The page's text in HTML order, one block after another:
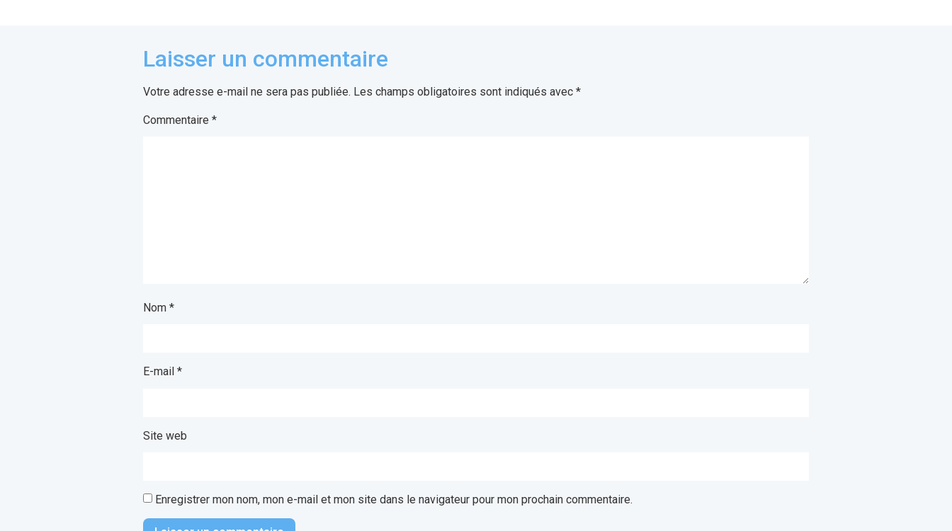
Laisser un commentaire
Votre adresse e-mail ne sera pas publiée. Les champs obligatoires sont indiqués avec *
Commentaire *
Nom *
E-mail *
Site web
Enregistrer mon nom, mon e-mail et mon site dans le navigateur pour mon prochain commentaire.